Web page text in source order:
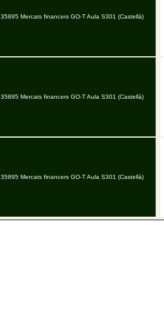
35895 Mercats financers GO-T Aula S301 (Castellà)
35895 Mercats financers GO-T Aula S301 (Castellà)
35895 Mercats financers GO-T Aula S301 (Castellà)